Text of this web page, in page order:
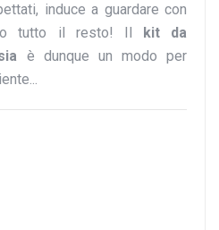
induce a guardare con
tutto il resto! Il
kit da
è dunque un modo per